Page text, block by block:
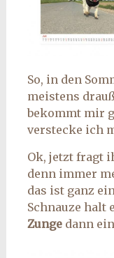
So, in den
meistens
bekommt mir
verstecke ich
Ok, jetzt fragt
denn immer
das ist ganz
Schnauze halt
Zungedann